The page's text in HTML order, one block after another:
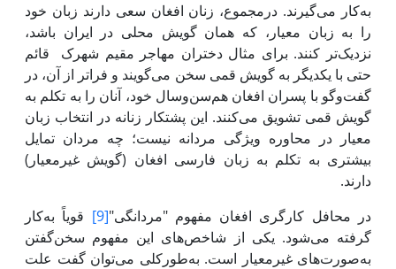
به‌کار می‌گیرند. درمجموع، زنان افغان‌ سعی دارند زبان خود
را به زبان معیار، که همان گویش محلی در ایران باشد،
نزدیک‌تر کنند. برای مثال دختران مهاجر مقیم شهرک قائم
حتی با یکدیگر به گویش قمی سخن می‌گویند و فراتر از آن، در
گفت‌وگو با پسران افغان‌ هم‌سن‌وسال خود، آنان را به تکلم به
گویش قمی تشویق می‌کنند. این پشتکار زنانه در انتخاب زبان
معیار در محاوره ویژگی مردانه نیست؛ چه مردان تمایل
بیشتری به تکلم به زبان فارسی افغان (گویش غیرمعیار)
دارند.
در محافل کارگری افغان مفهوم "مردانگی"[9]
قویاً به‌کار
گرفته می‌شود. یکی از شاخص‌های این مفهوم سخن‌گفتن
به‌صورت‌های غیرمعیار است. به‌طورکلی‌ می‌توان گفت علت